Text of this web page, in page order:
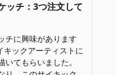
ッチ：3つ注文して
チに興味があります
キックアーティストに
てもらいました。